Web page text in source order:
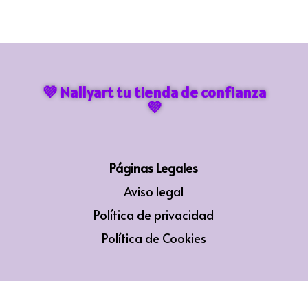
💜 Nallyart tu tienda de confianza
💜
Páginas Legales
Aviso legal
Política de privacidad
Política de Cookies